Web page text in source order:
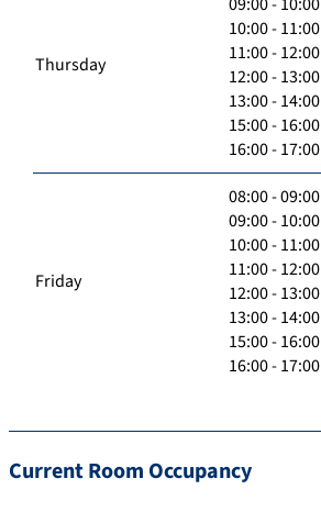
Thursday
10:00 - 11:00
11:00 - 12:00
12:00 - 13:00
13:00 - 14:00
15:00 - 16:00
16:00 - 17:00
Friday
08:00 - 09:00
09:00 - 10:00
10:00 - 11:00
11:00 - 12:00
12:00 - 13:00
13:00 - 14:00
15:00 - 16:00
16:00 - 17:00
Current Room Occupancy